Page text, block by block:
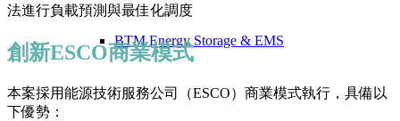
BTM Energy Storage & EMS
法進行負載預測與最佳化調度
創新ESCO商業模式
本案採用能源技術服務公司（ESCO）商業模式執行，具備以
下優勢：